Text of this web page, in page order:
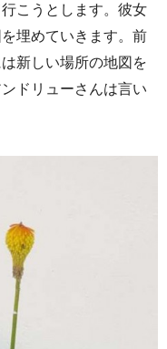
こうとします。彼女
埋めていきます。前
新しい場所の地図を
ドリューさんは言い